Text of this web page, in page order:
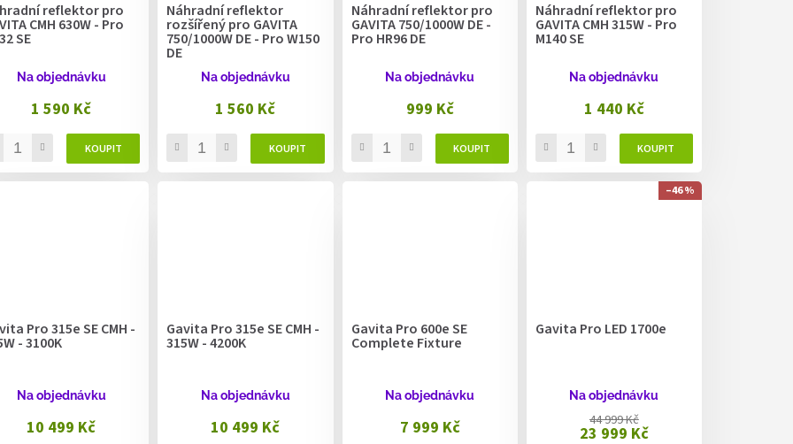
reflektor pro
CMH 630W - Pro
SE
Na objednávku
1 590 Kč
Náhradní reflektor
rozšířený pro GAVITA
750/1000W DE - Pro W150
DE
Na objednávku
1 560 Kč
Náhradní reflektor pro
GAVITA 750/1000W DE -
Pro HR96 DE
Na objednávku
999 Kč
Náhradní reflektor pro
GAVITA CMH 315W - Pro
M140 SE
Na objednávku
1 440 Kč
Pro 315e SE CMH -
- 3100K
Na objednávku
10 499 Kč
Gavita Pro 315e SE CMH -
315W - 4200K
Na objednávku
10 499 Kč
Gavita Pro 600e SE
Complete Fixture
Na objednávku
7 999 Kč
–46 %
Gavita Pro LED 1700e
Na objednávku
23 999 Kč
44 999 Kč